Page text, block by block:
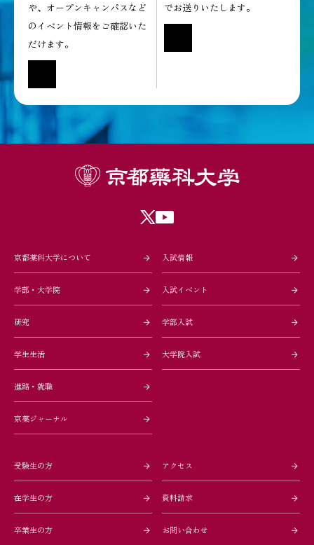
公開講座
日時：2024年11月24日(日)
５⼤学連携学⽣短期研
修プログラム
開催日：2024年10月10日
ポスター
開催日：2024年06月28日
(金)
ポスター
開催日：2024年02月15日
(木)
講演会
や、オープンキャンパスなど
のイベント情報をご確認いた
だけます。
でお送りいたします。
京都薬科大学について
学部・大学院
研究
学生生活
進路・就職
京薬ジャーナル
入試情報
入試イベント
学部入試
大学院入試
受験生の方
在学生の方
卒業生の方
アクセス
資料請求
お問い合わせ